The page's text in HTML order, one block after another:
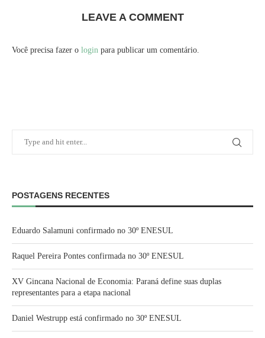
LEAVE A COMMENT
Você precisa fazer o login para publicar um comentário.
POSTAGENS RECENTES
Eduardo Salamuni confirmado no 30º ENESUL
Raquel Pereira Pontes confirmada no 30º ENESUL
XV Gincana Nacional de Economia: Paraná define suas duplas
representantes para a etapa nacional
Daniel Westrupp está confirmado no 30º ENESUL